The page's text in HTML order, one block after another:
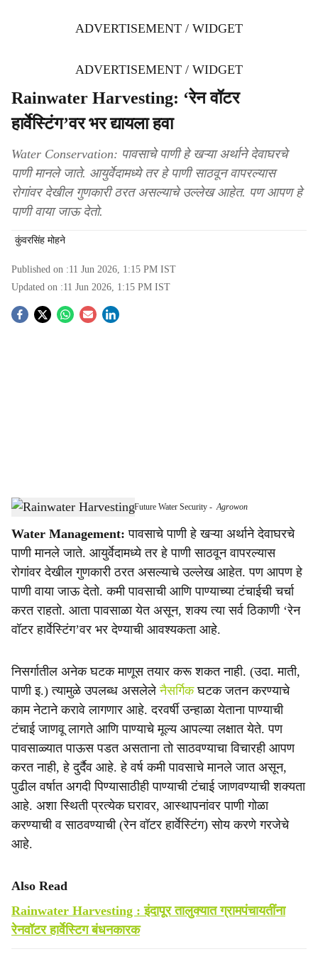
ADVERTISEMENT / WIDGET
ADVERTISEMENT / WIDGET
Rainwater Harvesting: ‘रेन वॉटर
हार्वेस्टिंग’वर भर द्यायला हवा
Water Conservation: पावसाचे पाणी हे खऱ्या अर्थाने देवाघरचे
पाणी मानले जाते. आयुर्वेदामध्ये तर हे पाणी साठवून वापरल्यास
रोगांवर देखील गुणकारी ठरत असल्याचे उल्लेख आहेत. पण आपण हे
पाणी वाया जाऊ देतो.
कुंवरसिंह मोहने
Published on :11 Jun 2026, 1:15 PM IST
Updated on :11 Jun 2026, 1:15 PM IST
S
a
r
e
Rainwater Harvesting Holds Key to Future Water Security -Agrowon
Water Management: पावसाचे पाणी हे खऱ्या अर्थाने देवाघरचे
पाणी मानले जाते. आयुर्वेदामध्ये तर हे पाणी साठवून वापरल्यास
रोगांवर देखील गुणकारी ठरत असल्याचे उल्लेख आहेत. पण आपण हे
पाणी वाया जाऊ देतो. कमी पावसाची आणि पाण्याच्या टंचाईची चर्चा
करत राहतो. आता पावसाळा येत असून, शक्य त्या सर्व ठिकाणी ‘रेन
वॉटर हार्वेस्टिंग’वर भर देण्याची आवश्यकता आहे.
निसर्गातील अनेक घटक माणूस तयार करू शकत नाही. (उदा. माती,
पाणी इ.) त्यामुळे उपलब्ध असलेलेनैसर्गिकघटक जतन करण्याचे
काम नेटाने करावे लागणार आहे. दरवर्षी उन्हाळा येताना पाण्याची
टंचाई जाणवू लागते आणि पाण्याचे मूल्य आपल्या लक्षात येते. पण
पावसाळ्यात पाऊस पडत असताना तो साठवण्याचा विचारही आपण
करत नाही, हे दुर्दैव आहे. हे वर्ष कमी पावसाचे मानले जात असून,
पुढील वर्षात अगदी पिण्यासाठीही पाण्याची टंचाई जाणवण्याची शक्यता
आहे. अशा स्थिती प्रत्येक घरावर, आस्थापनांवर पाणी गोळा
करण्याची व साठवण्याची (रेन वॉटर हार्वेस्टिंग) सोय करणे गरजेचे
आहे.
Also Read
Rainwater Harvesting : इंदापूर तालुक्यात ग्रामपंचायतींना
रेनवॉटर हार्वेस्टिग बंधनकारक